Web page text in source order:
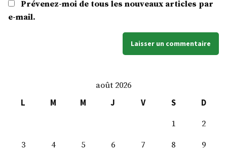
Prévenez-moi de tous les nouveaux articles par
e-mail.
août 2026
L
M M J V S
D
1
2
3
4 5 6 7 8
9